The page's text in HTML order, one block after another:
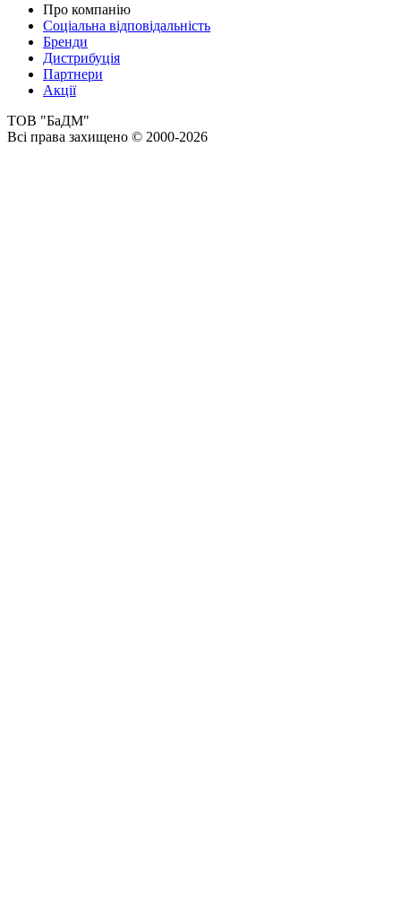
Про компанію
Соціальна відповідальність
Бренди
Дистрибуція
Партнери
Акції
ТОВ "БаДМ"
Всі права захищено © 2000-2026